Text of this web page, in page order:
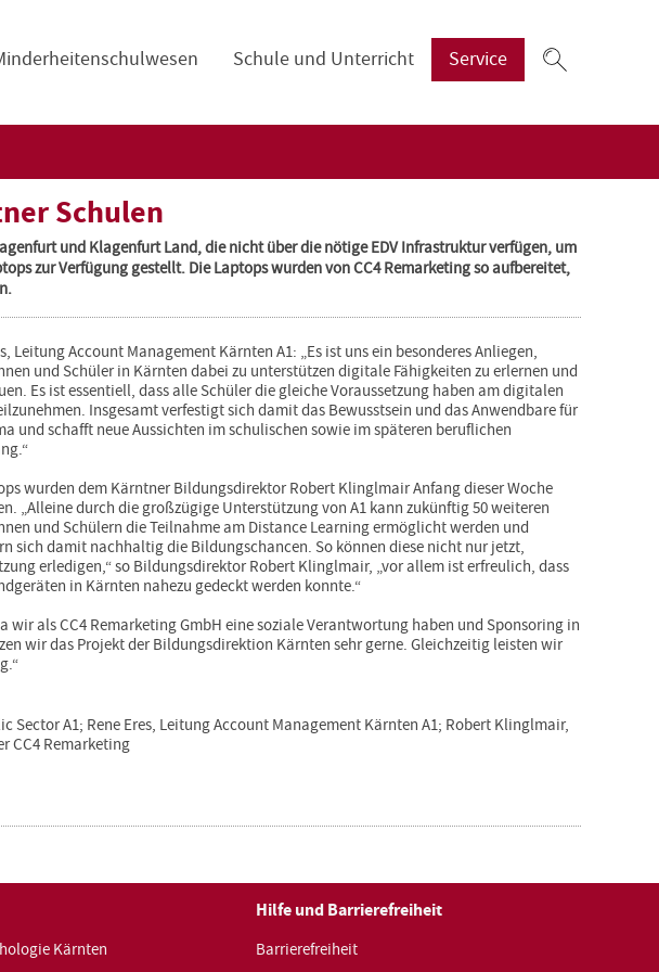
Schule und Unterricht Service
Schulen
und Klagenfurt Land, die nicht über die nötige EDV Infrastruktur verfügen, um
zur Verfügung gestellt. Die Laptops wurden von CC4 Remarketing so aufbereitet,
Leitung Account Management Kärnten A1: „Es ist uns ein besonderes Anliegen,
und Schüler in Kärnten dabei zu unterstützen digitale Fähigkeiten zu erlernen und
Es ist essentiell, dass alle Schüler die gleiche Voraussetzung haben am digitalen
Insgesamt verfestigt sich damit das Bewusstsein und das Anwendbare für
und schafft neue Aussichten im schulischen sowie im späteren beruflichen
wurden dem Kärntner Bildungsdirektor Robert Klinglmair Anfang dieser Woche
„Alleine durch die großzügige Unterstützung von A1 kann zukünftig 50 weiteren
und Schülern die Teilnahme am Distance Learning ermöglicht werden und
sich damit nachhaltig die Bildungschancen. So können diese nicht nur jetzt,
erledigen,“ so Bildungsdirektor Robert Klinglmair, „vor allem ist erfreulich, dass
in Kärnten nahezu gedeckt werden konnte.“
wir als CC4 Remarketing GmbH eine soziale Verantwortung haben und Sponsoring in
wir das Projekt der Bildungsdirektion Kärnten sehr gerne. Gleichzeitig leisten wir
A1; Rene Eres, Leitung Account Management Kärnten A1; Robert Klinglmair,
CC4 Remarketing
Kärnten
Hilfe und Barrierefreiheit
Barrierefreiheit